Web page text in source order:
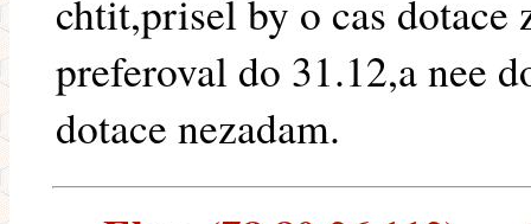
chtit,prisel by o cas dotace
preferoval do 31.12,a nee
dotace nezadam.